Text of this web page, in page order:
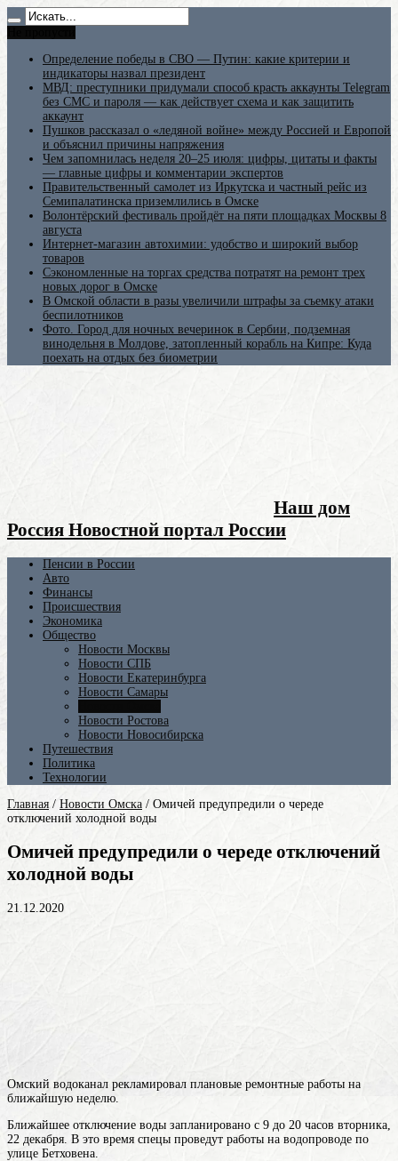
Определение победы в СВО — Путин: какие критерии и
индикаторы назвал президент
МВД: преступники придумали способ красть аккаунты Telegram
без СМС и пароля — как действует схема и как защитить
аккаунт
Пушков рассказал о «ледяной войне» между Россией и Европой
и объяснил причины напряжения
Чем запомнилась неделя 20–25 июля: цифры, цитаты и факты
— главные цифры и комментарии экспертов
Правительственный самолет из Иркутска и частный рейс из
Семипалатинска приземлились в Омске
Волонтёрский фестиваль пройдёт на пяти площадках Москвы 8
августа
Интернет-магазин автохимии: удобство и широкий выбор
товаров
Сэкономленные на торгах средства потратят на ремонт трех
новых дорог в Омске
В Омской области в разы увеличили штрафы за съемку атаки
беспилотников
Фото. Город для ночных вечеринок в Сербии, подземная
винодельня в Молдове, затопленный корабль на Кипре: Куда
поехать на отдых без биометрии
Наш дом
Россия Новостной портал России
Пенсии в России
Авто
Финансы
Происшествия
Экономика
Общество
Новости Москвы
Новости СПБ
Новости Екатеринбурга
Новости Самары
Новости Ростова
Новости Новосибирска
Путешествия
Политика
Технологии
Главная / Новости Омска / Омичей предупредили о череде
отключений холодной воды
Омичей предупредили о череде отключений
холодной воды
21.12.2020
Омский водоканал рекламировал плановые ремонтные работы на
ближайшую неделю.
Ближайшее отключение воды запланировано с 9 до 20 часов вторника,
22 декабря. В это время спецы проведут работы на водопроводе по
улице Бетховена.